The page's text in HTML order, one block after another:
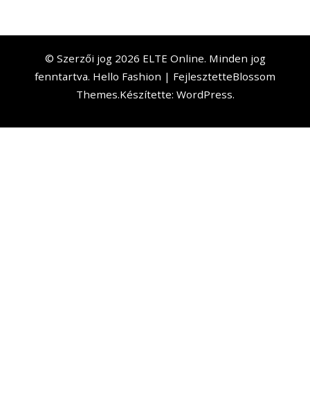
© Szerzői jog 2026 ELTE Online. Minden jog
fenntartva. Hello Fashion | FejlesztetteBlossom
Themes.Készítette: WordPress.